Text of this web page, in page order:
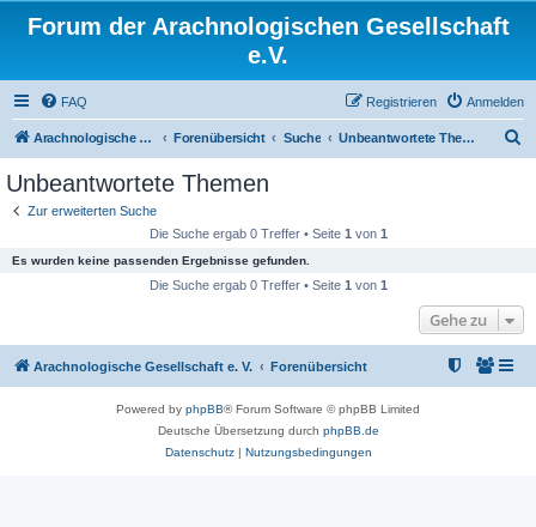
Forum der Arachnologischen Gesellschaft
e.V.
FAQ Anmelden
Registrieren
Arachnologische Gesellschaft e. V. Forenübersicht Suche Unbeantwortete Themen
Unbeantwortete Themen
Zur erweiterten Suche
Die Suche ergab 0 Treffer • Seite 1 von 1
Es wurden keine passenden Ergebnisse gefunden.
Die Suche ergab 0 Treffer • Seite 1 von 1
Gehe zu
Arachnologische Gesellschaft e. V. Forenübersicht
Powered by phpBB® Forum Software © phpBB Limited
Deutsche Übersetzung durch phpBB.de
Datenschutz| Nutzungsbedingungen